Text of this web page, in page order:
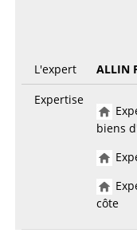
L'expert
ALLIN
Expertise
biens
côte